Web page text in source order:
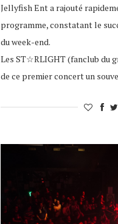
Jellyfish Ent a rajouté
programme, constatant le
du week-end.
Les ST☆RLIGHT (fanclub du
de ce premier concert un